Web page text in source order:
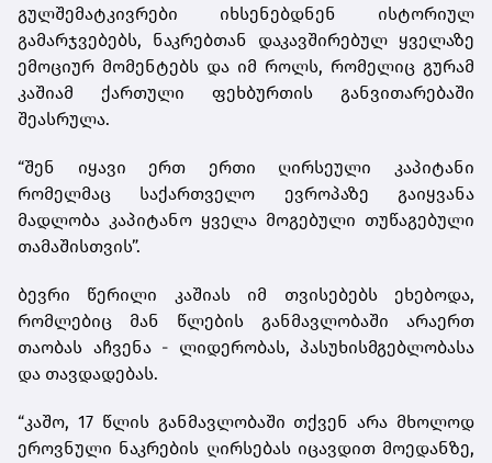
გულშემატკივრები იხსენებდნენ ისტორიულ
გამარჯვებებს, ნაკრებთან დაკავშირებულ ყველაზე
ემოციურ მომენტებს და იმ როლს, რომელიც გურამ
კაშიამ ქართული ფეხბურთის განვითარებაში
შეასრულა.
“შენ იყავი ერთ ერთი ღირსეული კაპიტანი
რომელმაც საქართველო ევროპაზე გაიყვანა
მადლობა კაპიტანო ყველა მოგებული თუწაგებული
თამაშისთვის”.
ბევრი წერილი კაშიას იმ თვისებებს ეხებოდა,
რომლებიც მან წლების განმავლობაში არაერთ
თაობას აჩვენა - ლიდერობას, პასუხისმგებლობასა
და თავდადებას.
“კაშო, 17 წლის განმავლობაში თქვენ არა მხოლოდ
ეროვნული ნაკრების ღირსებას იცავდით მოედანზე,